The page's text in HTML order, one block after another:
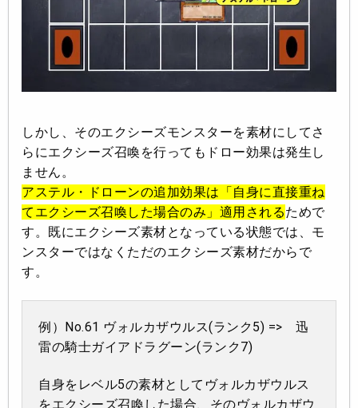
しかし、そのエクシーズモンスターを素材にしてさ
らにエクシーズ召喚を行ってもドロー効果は発生し
ません。
アステル・ドローンの追加効果は「自身に直接重ね
てエクシーズ召喚した場合のみ」適用されるためで
す。既にエクシーズ素材となっている状態では、モ
ンスターではなくただのエクシーズ素材だからで
す。
例）No.61 ヴォルカザウルス(ランク5) => 迅
雷の騎士ガイアドラグーン(ランク7)
自身をレベル5の素材としてヴォルカザウルス
をエクシーズ召喚した場合、そのヴォルカザウ